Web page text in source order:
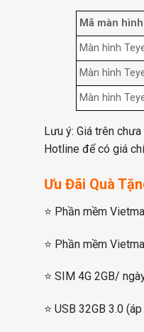
Mã màn
Màn hình
Màn hình
Màn hình
Lưu ý: Giá trên
Hotline để có giá
Ưu Đãi Quà
⭐ Phần mềm
⭐ Phần mềm
⭐ SIM 4G 2GB/
⭐ USB 32GB 3.0